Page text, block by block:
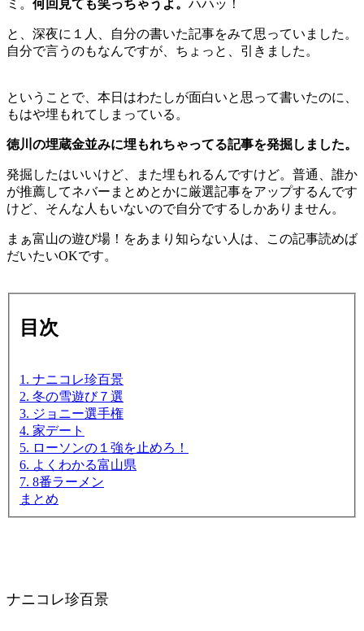
ミ。 何回見ても笑っちゃうよ。 ハハッ！
と、深夜に１人、自分の書いた記事をみて思っていました。
自分で言うのもなんですが、ちょっと、引きました。
ということで、本日はわたしが面白いと思って書いたのに、
もはや埋もれてしまっている。
徳川の埋蔵金並みに埋もれちゃってる記事を発掘しました。
発掘したはいいけど、また埋もれるんですけど。普通、誰か
が推薦してネバーまとめとかに厳選記事をアップするんです
けど、そんな人もいないので自分でするしかありません。
まぁ富山の遊び場！をあまり知らない人は、この記事読めば
だいたいOKです。
目次
1. ナニコレ珍百景
2. 冬の雪遊び７選
3. ジョニー選手権
4. 家デート
5. ローソンの１強を止めろ！
6. よくわかる富山県
7. 8番ラーメン
まとめ
ナニコレ珍百景